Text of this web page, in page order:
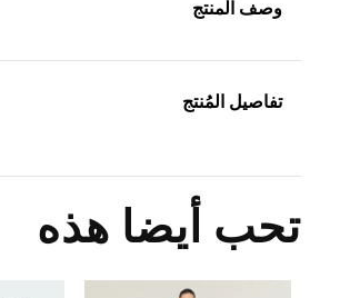
وصف المنتج
تفاصيل المُنتج
تحب أيضا هذه